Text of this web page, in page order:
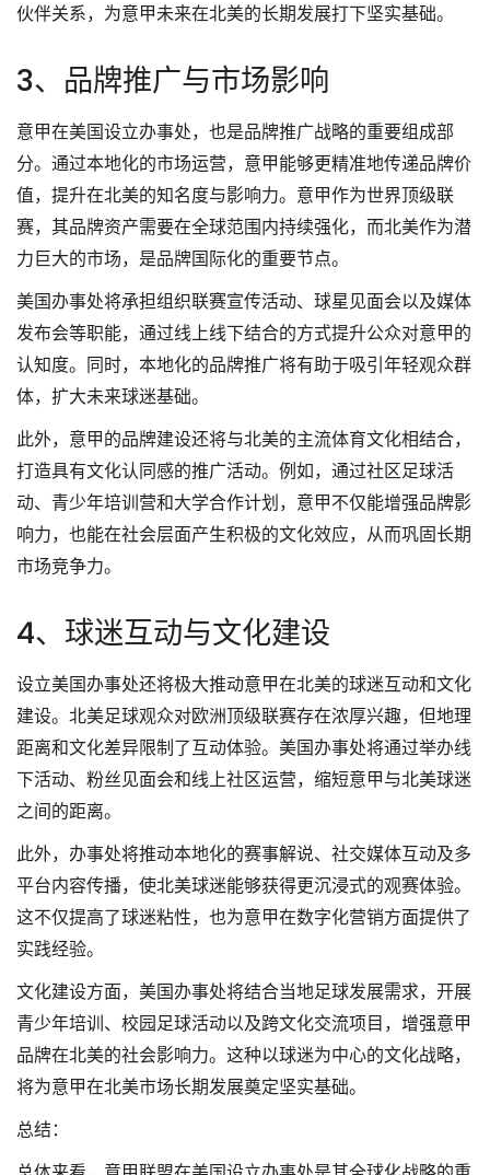
伙伴关系，为意甲未来在北美的长期发展打下坚实基础。
3、品牌推广与市场影响
意甲在美国设立办事处，也是品牌推广战略的重要组成部
分。通过本地化的市场运营，意甲能够更精准地传递品牌价
值，提升在北美的知名度与影响力。意甲作为世界顶级联
赛，其品牌资产需要在全球范围内持续强化，而北美作为潜
力巨大的市场，是品牌国际化的重要节点。
美国办事处将承担组织联赛宣传活动、球星见面会以及媒体
发布会等职能，通过线上线下结合的方式提升公众对意甲的
认知度。同时，本地化的品牌推广将有助于吸引年轻观众群
体，扩大未来球迷基础。
此外，意甲的品牌建设还将与北美的主流体育文化相结合，
打造具有文化认同感的推广活动。例如，通过社区足球活
动、青少年培训营和大学合作计划，意甲不仅能增强品牌影
响力，也能在社会层面产生积极的文化效应，从而巩固长期
市场竞争力。
4、球迷互动与文化建设
设立美国办事处还将极大推动意甲在北美的球迷互动和文化
建设。北美足球观众对欧洲顶级联赛存在浓厚兴趣，但地理
距离和文化差异限制了互动体验。美国办事处将通过举办线
下活动、粉丝见面会和线上社区运营，缩短意甲与北美球迷
之间的距离。
此外，办事处将推动本地化的赛事解说、社交媒体互动及多
平台内容传播，使北美球迷能够获得更沉浸式的观赛体验。
这不仅提高了球迷粘性，也为意甲在数字化营销方面提供了
实践经验。
文化建设方面，美国办事处将结合当地足球发展需求，开展
青少年培训、校园足球活动以及跨文化交流项目，增强意甲
品牌在北美的社会影响力。这种以球迷为中心的文化战略，
将为意甲在北美市场长期发展奠定坚实基础。
总结：